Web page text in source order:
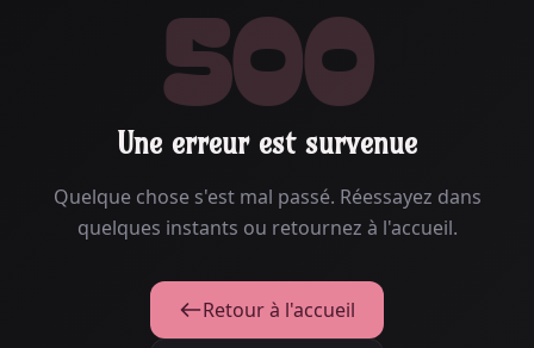
500
Une erreur est survenue
Quelque chose s'est mal passé. Réessayez dans
quelques instants ou retournez à l'accueil.
Retour à l'accueil